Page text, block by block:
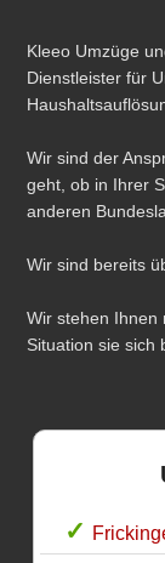
Kleeo Umzüge
Dienstleister für
Wir sind der
geht, ob in Ihrer
anderen
Wir sind bereits
Wir stehen Ihnen
Situation sie sich